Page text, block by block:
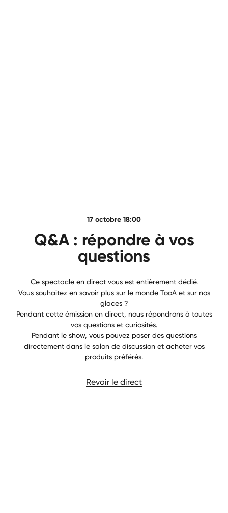
17 octobre 18:00
Q&A : répondre à vos
questions
Ce spectacle en direct vous est entièrement dédié.
Vous souhaitez en savoir plus sur le monde TooA et sur nos
glaces ?
Pendant cette émission en direct, nous répondrons à toutes
vos questions et curiosités.
Pendant le show, vous pouvez poser des questions
directement dans le salon de discussion et acheter vos
produits préférés.
Revoir le direct